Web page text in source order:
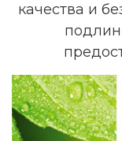
качества и